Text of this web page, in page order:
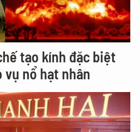
tạo kính đặc biệt
nổ hạt nhân